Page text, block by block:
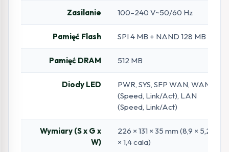
Zasilanie 100–240 V~50/60 Hz
Pamięć Flash SPI 4 MB + NAND 128 MB
Pamięć DRAM 512 MB
Diody LED
PWR, SYS, SFP WAN, WAN
(Speed, Link/Act), LAN
(Speed, Link/Act)
Wymiary (S x G x
W)
226 × 131 × 35 mm (8,9 × 5,2
× 1,4 cala)